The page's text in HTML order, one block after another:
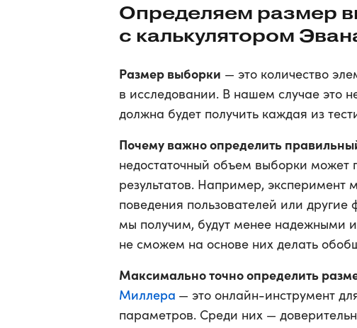
Определяем размер
с калькулятором
Размер выборки — это количество
в исследовании. В нашем случае это
должна будет получить каждая из
Почему важно определить
недостаточный объем выборки может
результатов. Например, эксперимент
поведения пользователей или другие
мы получим, будут менее надежными
не сможем на основе них делать
Максимально точно определить
Миллера — это онлайн-инструмент
параметров. Среди них —